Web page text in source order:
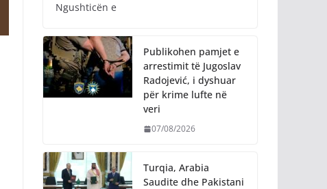
Ngushticën e
Publikohen pamjet e
arrestimit të Jugoslav
Radojević, i dyshuar
për krime lufte në
veri
07/08/2026
Turqia, Arabia
Saudite dhe Pakistani